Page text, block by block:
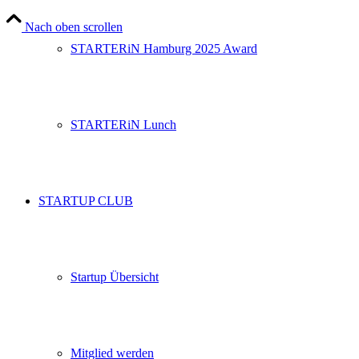
STARTERiN Hamburg 2025 Award
STARTERiN Lunch
STARTUP CLUB
Startup Übersicht
Mitglied werden
Nach oben scrollen